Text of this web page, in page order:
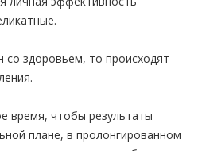
со здоровьем, то происходят
время, чтобы результаты
плане, в пролонгированном